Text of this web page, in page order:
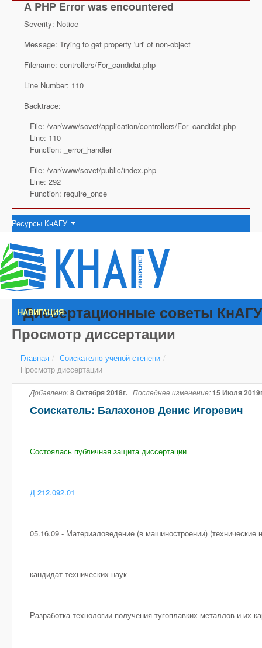
A PHP Error was encountered
Severity: Notice
Message: Trying to get property 'url' of non-object
Filename: controllers/For_candidat.php
Line Number: 110
Backtrace:
File: /var/www/sovet/application/controllers/For_candidat.php
Line: 110
Function: _error_handler
File: /var/www/sovet/public/index.php
Line: 292
Function: require_once
Ресурсы КнАГУ
Диссертационные советы КнАГУ
НАВИГАЦИЯ
Просмотр диссертации
Главная / Соискателю ученой степени /
Просмотр диссертации
Добавлено:8 Октября 2018г. Последнее изменение:15 Июля
Соискатель: Балахонов Денис Игоревич
Состоялась публичная защита диссертации
Д 212.092.01
05.16.09 - Материаловедение (в машиностроении) (технические
кандидат технических наук
Разработка технологии получения тугоплавких металлов и их